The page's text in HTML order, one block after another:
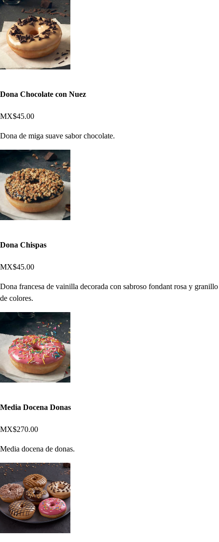
Dona Chocolate con Nuez
MX$45.00
Dona de miga suave sabor chocolate.
Dona Chispas
MX$45.00
Dona francesa de vainilla decorada con sabroso fondant rosa y granillo
de colores.
Media Docena Donas
MX$270.00
Media docena de donas.